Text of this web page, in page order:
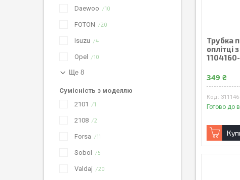
Трубка
оплітці
349 ₴
Готово до
Daewoo 10
FOTON 20
Isuzu 4
Opel 10
Ще 8
Сумісність з моделлю
2101
1
2108 2
Forsa 11
Sobol 5
Valdaj 20